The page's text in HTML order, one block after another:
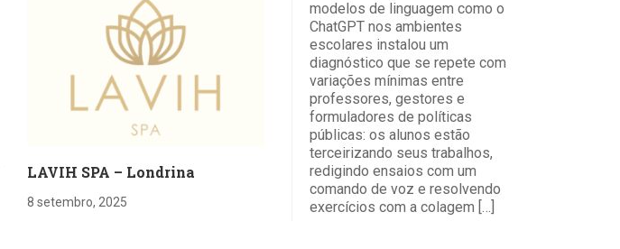
LAVIH SPA – Londrina
8 setembro, 2025
modelos de linguagem como o
ChatGPT nos ambientes
escolares instalou um
diagnóstico que se repete com
variações mínimas entre
professores, gestores e
formuladores de políticas
públicas: os alunos estão
terceirizando seus trabalhos,
redigindo ensaios com um
comando de voz e resolvendo
exercícios com a colagem […]